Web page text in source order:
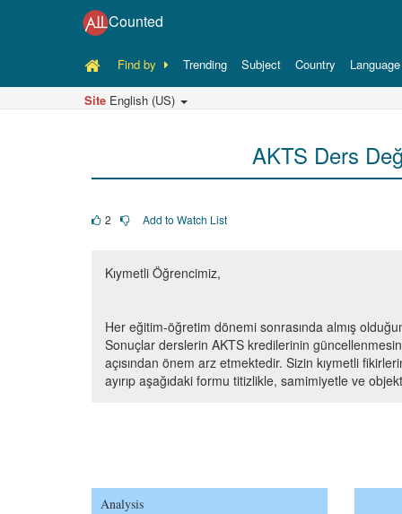
Counted
Find by Trending Subject Country Language
Site English (US)
AKTS Ders
2 Add to Watch List
Kıymetli Öğrencimiz,
Her eğitim-öğretim dönemi sonrasında almış
Sonuçlar derslerin AKTS kredilerinin
açısından önem arz etmektedir. Sizin kıymetli
ayırıp aşağıdaki formu titizlikle, samimiyetle ve
Analysis